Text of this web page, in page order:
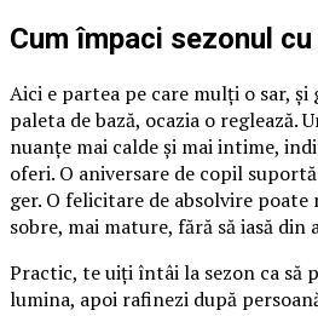
Cum împaci sezonul
Aici e partea pe care mulți o sar, și
paleta de bază, ocazia o reglează.
nuanțe mai calde și mai intime,
oferi. O aniversare de copil
ger. O felicitare de absolvire
sobre, mai mature, fără să iasă din
Practic, te uiți întâi la sezon ca să
lumina, apoi rafinezi după